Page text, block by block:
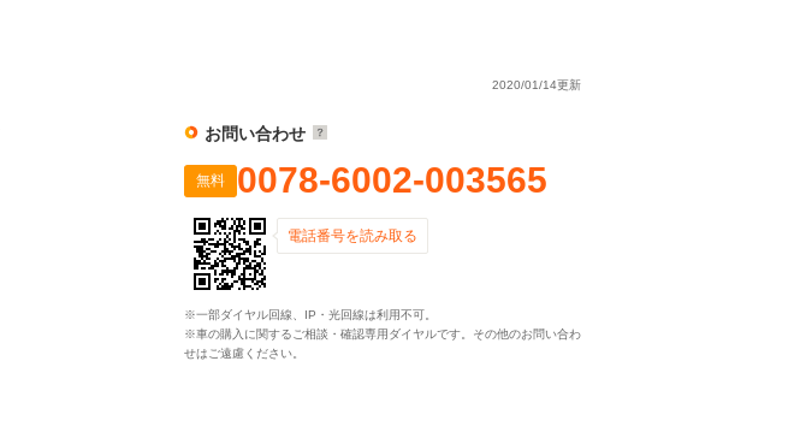
2020/01/14更新
お問い合わせ
無料 0078-6002-003565
電話番号を読み取る
※一部ダイヤル回線、IP・光回線は利用不可。
※車の購入に関するご相談・確認専用ダイヤルです。その他のお問い合わ
せはご遠慮ください。